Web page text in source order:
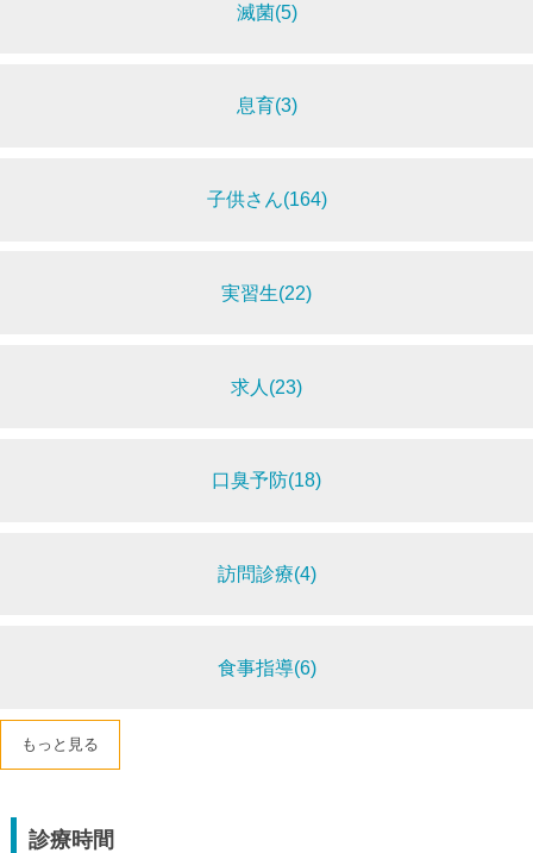
滅菌(5)
息育(3)
子供さん(164)
実習生(22)
求人(23)
口臭予防(18)
訪問診療(4)
食事指導(6)
もっと見る
診療時間